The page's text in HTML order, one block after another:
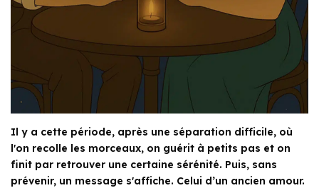
Il y a cette période, après une séparation difficile, où
l'on recolle les morceaux, on guérit à petits pas et on
finit par retrouver une certaine sérénité. Puis, sans
prévenir, un message s'affiche. Celui d’un ancien amour.